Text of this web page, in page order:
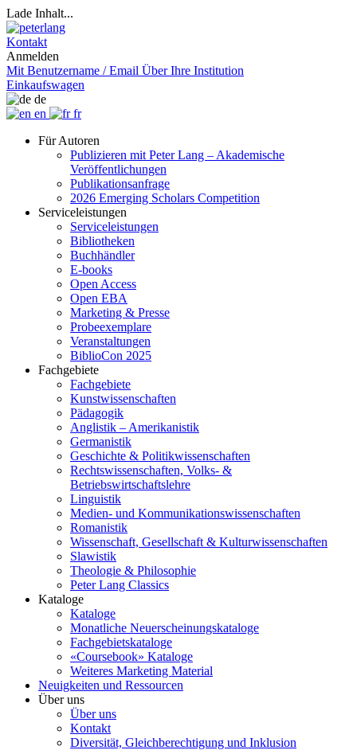
Lade Inhalt...
Kontakt
Anmelden
Mit Benutzername / Email Über Ihre Institution
Einkaufswagen
de
en
fr
Für Autoren
Publizieren mit Peter Lang – Akademische
Veröffentlichungen
Publikationsanfrage
2026 Emerging Scholars Competition
Serviceleistungen
Serviceleistungen
Bibliotheken
Buchhändler
E-books
Open Access
Open EBA
Marketing & Presse
Probeexemplare
Veranstaltungen
BiblioCon 2025
Fachgebiete
Fachgebiete
Kunstwissenschaften
Pädagogik
Anglistik – Amerikanistik
Germanistik
Geschichte & Politikwissenschaften
Rechtswissenschaften, Volks- &
Betriebswirtschaftslehre
Linguistik
Medien- und Kommunikationswissenschaften
Romanistik
Wissenschaft, Gesellschaft & Kulturwissenschaften
Slawistik
Theologie & Philosophie
Peter Lang Classics
Kataloge
Kataloge
Monatliche Neuerscheinungskataloge
Fachgebietskataloge
«Coursebook» Kataloge
Weiteres Marketing Material
Neuigkeiten und Ressourcen
Über uns
Über uns
Kontakt
Diversität, Gleichberechtigung und Inklusion